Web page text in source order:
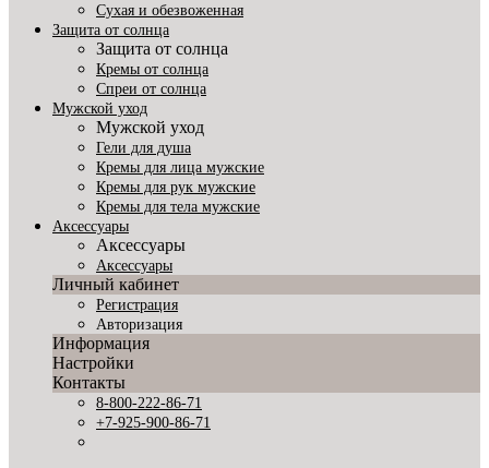
Сухая и обезвоженная
Защита от солнца
Защита от солнца
Кремы от солнца
Спреи от солнца
Мужской уход
Мужской уход
Гели для душа
Кремы для лица мужские
Кремы для рук мужские
Кремы для тела мужские
Аксессуары
Аксессуары
Аксессуары
Личный кабинет
Регистрация
Авторизация
Информация
Настройки
Контакты
8-800-222-86-71
+7-925-900-86-71